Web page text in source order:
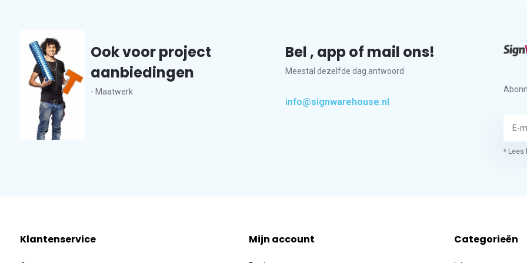
Ook voor project
aanbiedingen
- Maatwerk
Bel , app of mail ons!
Meestal dezelfde dag antwoord
info@signwarehouse.nl
* Lees
Klantenservice Mijn account Categorieën